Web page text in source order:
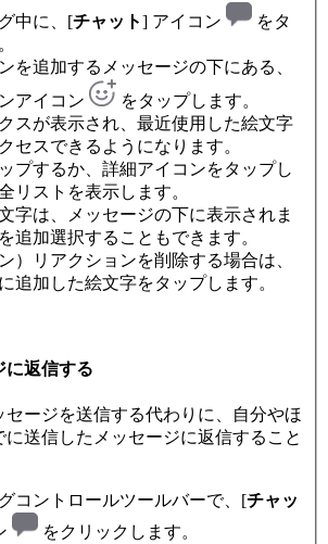
中に、[チャット] アイコン
をタ
を追加するメッセージの下にある、
アイコン
をタップします。
スが表示され、最近使用した絵文字
セスできるようになります。
プするか、詳細アイコンをタップし
リストを表示します。
字は、メッセージの下に表示されま
追加選択することもできます。
）リアクションを削除する場合は、
追加した絵文字をタップします。
に返信する
セージを送信する代わりに、自分やほ
送信したメッセージに返信すること
コントロールツールバーで、[チャッ
をクリックします。